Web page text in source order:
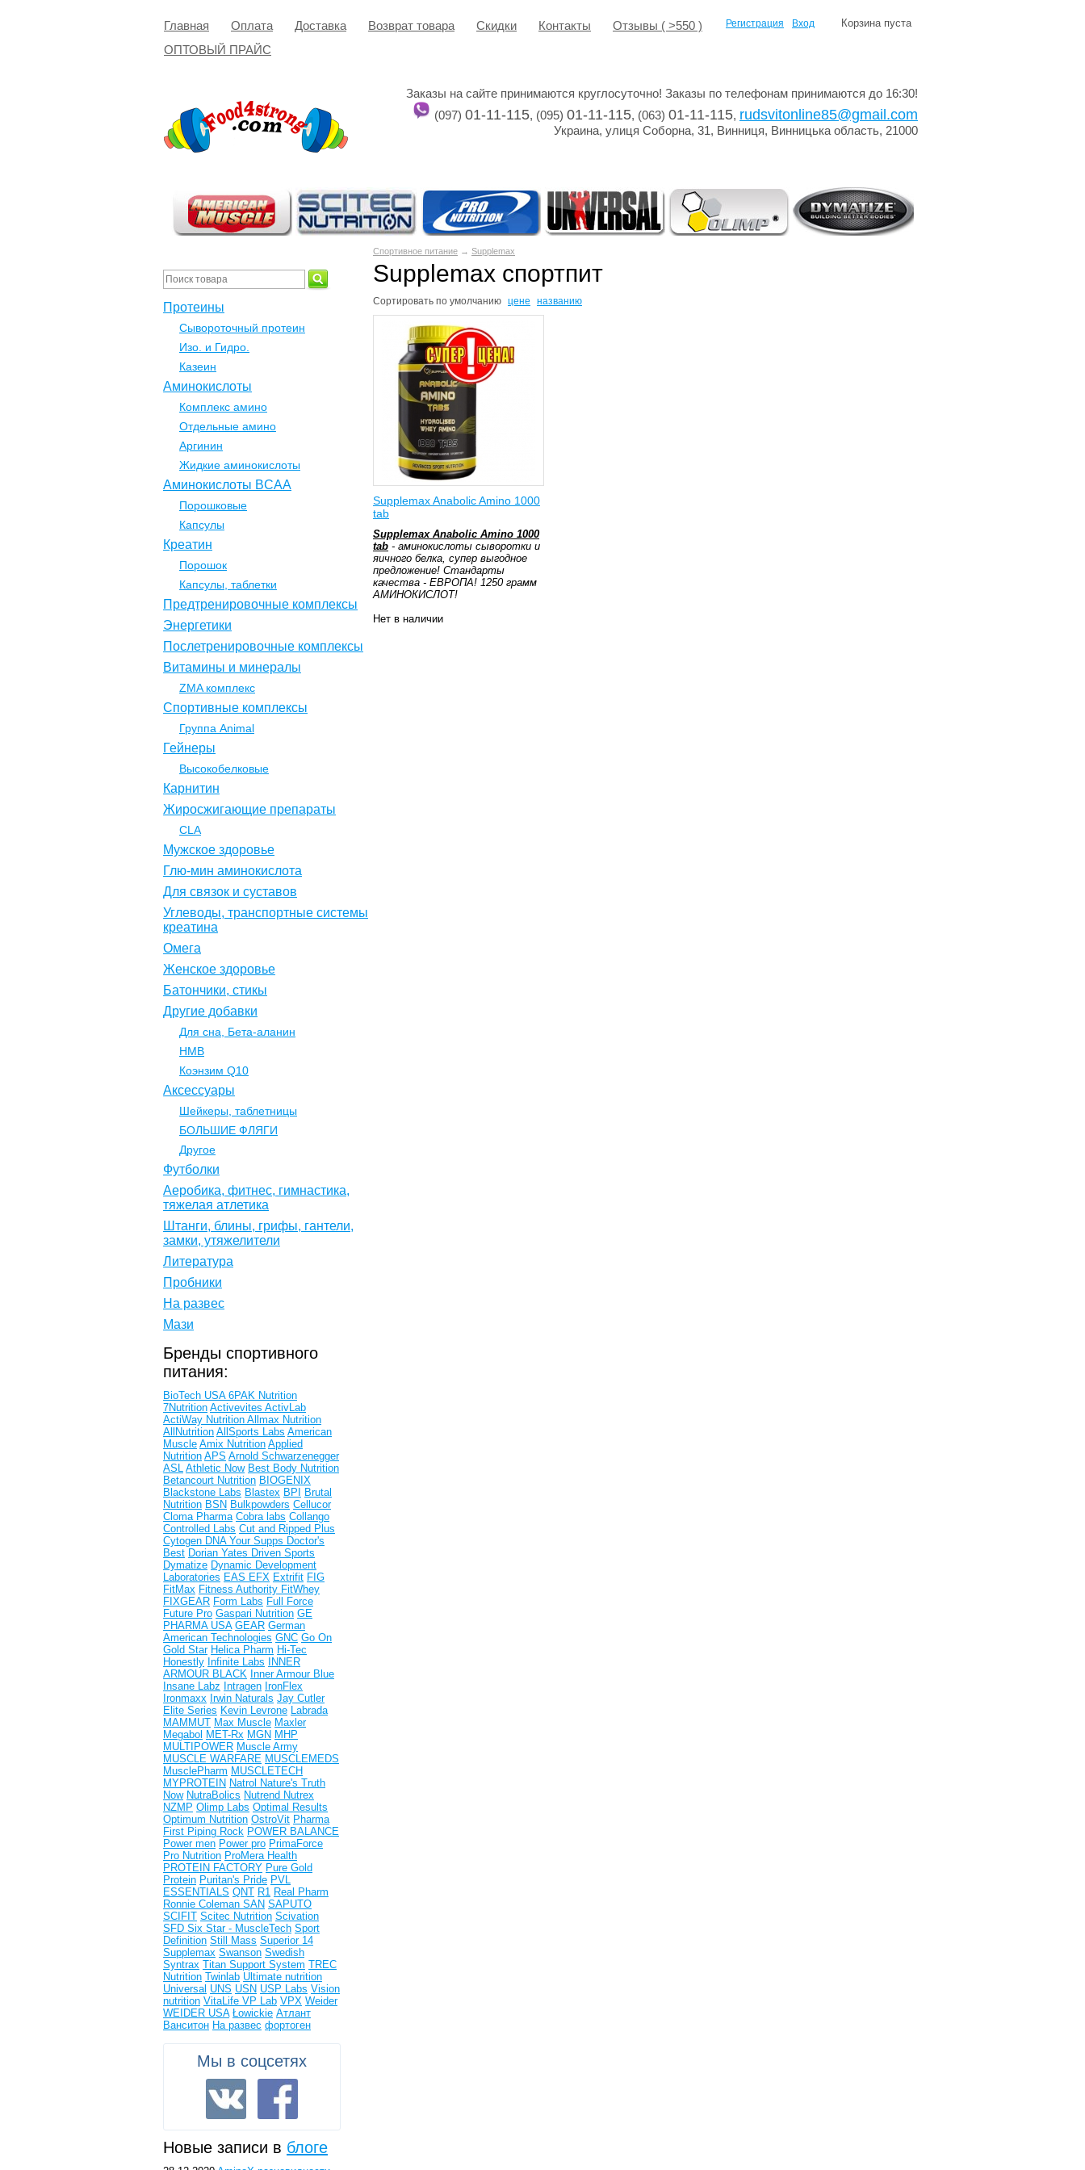
Главная Оплата Доставка Возврат товара Cкидки Контакты
Отзывы ( >550 )
ОПТОВЫЙ ПРАЙС
Корзина пуста
Регистрация Вход
Заказы на сайте принимаются круглосуточно! Заказы по телефонам принимаются до 16:30!
(097) 01-11-115, (095) 01-11-115, (063) 01-11-115, rudsvitonline85@gmail.com
Украина, улиця Соборна, 31, Винниця, Винницька область, 21000
Спортивное питание → Supplemax
Supplemax спортпит
Сортировать по умолчанию цене названию
Supplemax Anabolic Amino 1000
tab
Supplemax Anabolic Amino 1000
tab - аминокислоты сыворотки и
яичного белка, супер выгодное
предложение! Стандарты
качества - ЕВРОПА! 1250 грамм
АМИНОКИСЛОТ!
Нет в наличии
Протеины
Сывороточный протеин
Изо. и Гидро.
Казеин
Аминокислоты
Комплекс амино
Отдельные амино
Аргинин
Жидкие аминокислоты
Аминокислоты BCAA
Порошковые
Капсулы
Креатин
Порошок
Капсулы, таблетки
Предтренировочные комплексы
Энергетики
Послетренировочные комплексы
Витамины и минералы
ZMA комплекс
Спортивные комплексы
Группа Animal
Гейнеры
Высокобелковые
Карнитин
Жиросжигающие препараты
CLA
Мужское здоровье
Глю-мин аминокислота
Для связок и суставов
Углеводы, транспортные системы
креатина
Омега
Женское здоровье
Батончики, стикы
Другие добавки
Для сна, Бета-аланин
НМВ
Коэнзим Q10
Аксессуары
Шейкеры, таблетницы
БОЛЬШИЕ ФЛЯГИ
Другое
Футболки
Аеробика, фитнес, гимнастика,
тяжелая атлетика
Штанги, блины, грифы, гантели,
замки, утяжелители
Литература
Пробники
На развес
Мази
Бренды спортивного
питания:
BioTech USA 6PAK Nutrition
7Nutrition Activevites ActivLab
ActiWay Nutrition Allmax Nutrition
AllNutrition AllSports Labs American
Muscle Amix Nutrition Applied
Nutrition APS Arnold Schwarzenegger
ASL Athletic Now Best Body Nutrition
Betancourt Nutrition BIOGENIX
Blackstone Labs Blastex BPI
Brutal
Nutrition BSN Bulkpowders Cellucor
Cloma Pharma Cobra labs Collango
Controlled Labs Cut and Ripped Plus
Cytogen DNA Your Supps Doctor's
Best Dorian Yates Driven Sports
Dymatize Dynamic Development
Laboratories EAS EFX Extrifit FIG
FitMax Fitness Authority FitWhey
FIXGEAR Form Labs Full Force
Future Pro Gaspari Nutrition GE
PHARMA USA GEAR German
American Technologies GNC Go On
Gold Star Helica Pharm Hi-Tec
Honestly Infinite Labs
INNER
ARMOUR BLACK Inner Armour Blue
Insane Labz Intragen IronFlex
Ironmaxx Irwin Naturals Jay Cutler
Elite Series Kevin Levrone Labrada
MAMMUT Max Muscle Maxler
Megabol MET-Rx MGN MHP
MULTIPOWER Muscle Army
MUSCLE WARFARE MUSCLEMEDS
MusclePharm MUSCLETECH
MYPROTEIN Natrol Nature's Truth
Now NutraBolics Nutrend Nutrex
NZMP Olimp Labs Optimal Results
Optimum Nutrition OstroVit Pharma
First Piping Rock POWER BALANCE
Power men Power pro PrimaForce
Pro Nutrition ProMera Health
PROTEIN FACTORY Pure Gold
Protein Puritan's Pride PVL
ESSENTIALS QNT R1 Real Pharm
Ronnie Coleman SAN SAPUTO
SCIFIT Scitec Nutrition Scivation
SFD Six Star - MuscleTech Sport
Definition Still Mass Superior 14
Supplemax Swanson Swedish
Syntrax Titan Support System TREC
Nutrition Twinlab Ultimate nutrition
Universal UNS USN USP Labs Vision
nutrition VitaLife VP Lab VPX Weider
WEIDER USA Łowickie Атлант
Ванситон На развес фортоген
Мы в соцсетях
Новые записи в блоге